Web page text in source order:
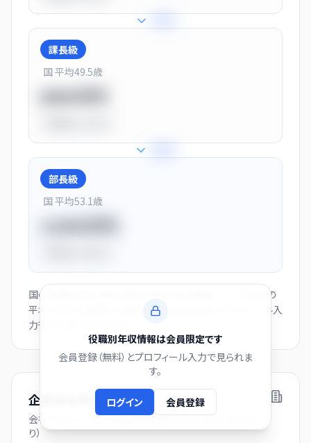
課長級
国 平均49.5歳
部長級
国 平均53.1歳
役職別年収情報は会員限定です
会員登録（無料）とプロフィール入力で見られま
す。
ログイン 会員登録
国の役職別賃金（部長・課長・係長・非役職者）と、この会社の
平均年収から逆算した推計値です。会員登録とプロフィール入
力後にご覧いただけます。
企業基本情報
会社プロフィール（有価証券報告書および gBizINFO よ
り）